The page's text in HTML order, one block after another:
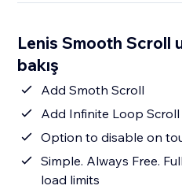
Lenis Smooth Scroll
bakış
Add Smoth Scroll
Add Infinite Loop Scroll
Option to disable on
Simple. Always Free.
load limits